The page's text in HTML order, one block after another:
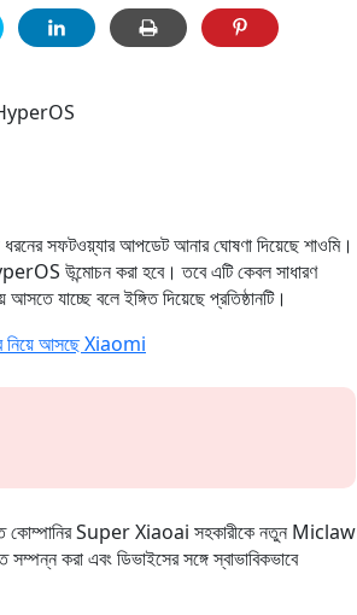
ধরনের সফটওয়্যার আপডেট আনার ঘোষণা দিয়েছে শাওমি।
উন্মোচন করা হবে। তবে এটি কেবল সাধারণ
যাচ্ছে বলে ইঙ্গিত দিয়েছে প্রতিষ্ঠানটি।
আসছে Xiaomi
কোম্পানির Super Xiaoai সহকারীকে নতুন Miclaw
করা এবং ডিভাইসের সঙ্গে স্বাভাবিকভাবে